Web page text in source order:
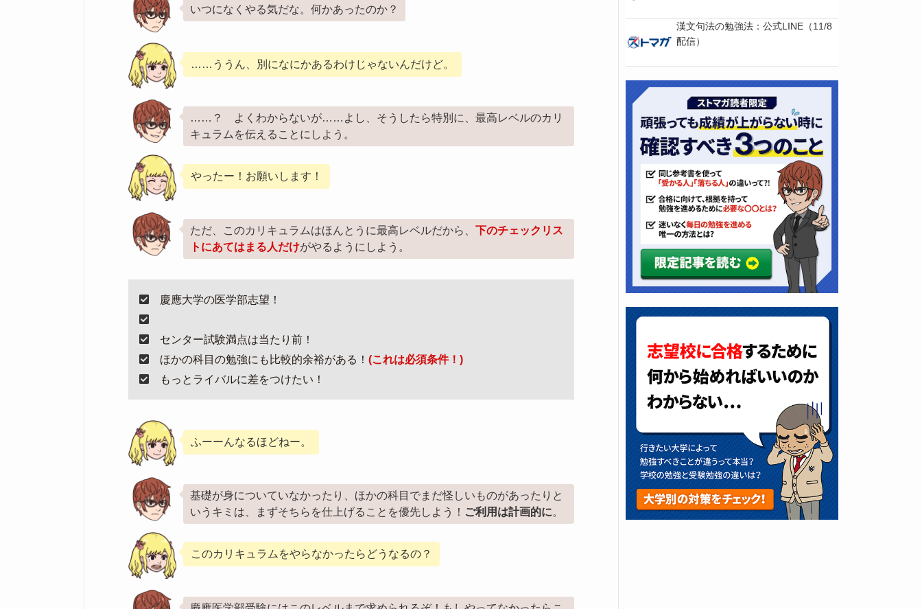
いつになくやる気だな。何かあったのか？
……ううん、別になにかあるわけじゃないんだけど。
……？ よくわからないが……よし、そうしたら特別に、最高レベルのカリ
キュラムを伝えることにしよう。
やったー！お願いします！
ただ、このカリキュラムはほんとうに最高レベルだから、 下のチェックリス
トにあてはまる人だけがやるようにしよう。
慶應大学の医学部志望！
センター試験満点は当たり前！
ほかの科目の勉強にも比較的余裕がある！ (これは必須条件！)
もっとライバルに差をつけたい！
ふーーんなるほどねー。
基礎が身についていなかったり、ほかの科目でまだ怪しいものがあったりと
いうキミは、まずそちらを仕上げることを優先しよう！ ご利用は計画的に。
このカリキュラムをやらなかったらどうなるの？
漢文句法の勉強法：公式LINE（11/8
配信）